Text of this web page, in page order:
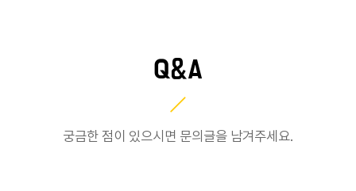
Q&A
궁금한 점이 있으시면 문의글을 남겨주세요.